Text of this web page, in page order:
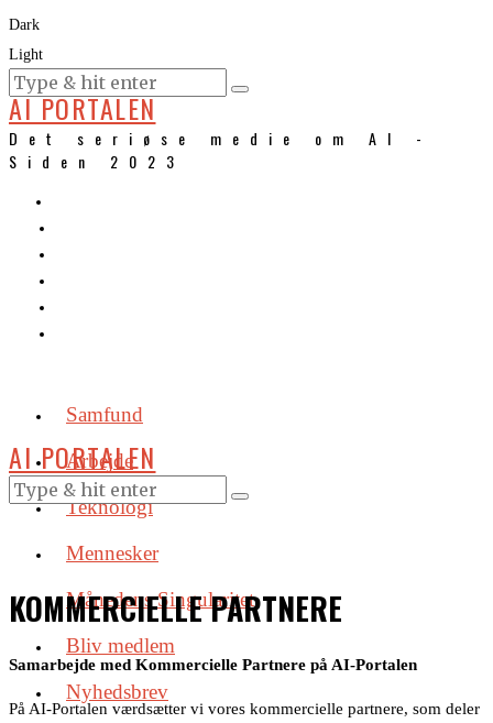
Dark
Light
KURSER
AI PORTALEN
Det seriøse medie om AI -
Siden 2023
Samfund
Arbejde
Teknologi
Mennesker
Månedens Singularitet
Bliv medlem
Nyhedsbrev
AI PORTALEN
KOMMERCIELLE PARTNERE
Samarbejde med Kommercielle Partnere på AI-Portalen
På AI-Portalen værdsætter vi vores kommercielle partnere, som deler